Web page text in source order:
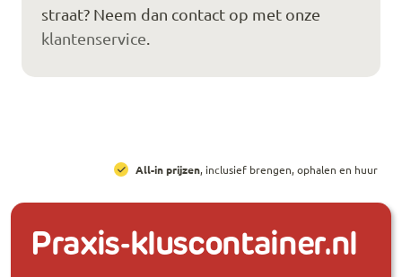
straat? Neem dan contact op met onze
klantenservice.
All-in prijzen, inclusief brengen, ophalen en huur
Praxis-kluscontainer.nl